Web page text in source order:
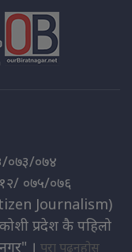
०७३/०७४
०७५/०७६
Journalism)
प्रदेश कै पहिलो
। पुरा पढ्नुहोस्